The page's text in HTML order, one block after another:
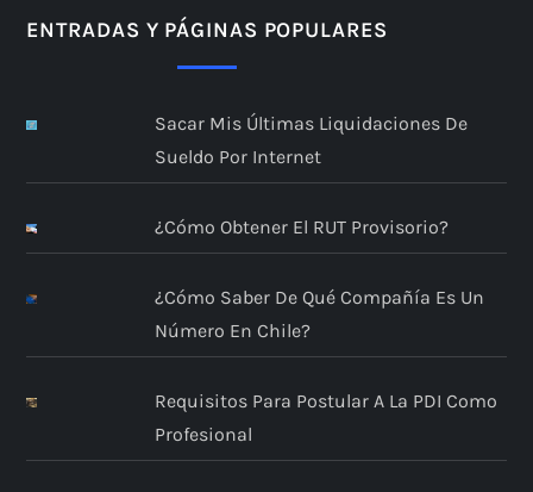
ENTRADAS Y PÁGINAS POPULARES
Sacar Mis Últimas Liquidaciones De
Sueldo Por Internet
¿Cómo Obtener El RUT Provisorio?
¿Cómo Saber De Qué Compañía Es Un
Número En Chile?
Requisitos Para Postular A La PDI Como
Profesional